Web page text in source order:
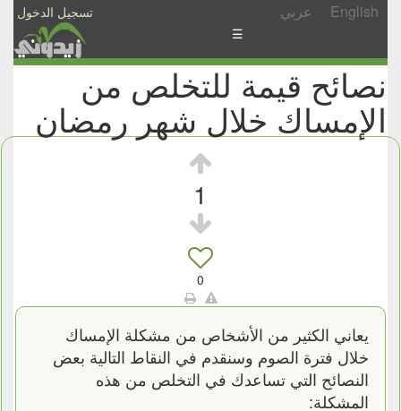
تسجيل الدخول عربي English
الأخبار
الأسئلة
والمشاركات
☰
نصائح قيمة للتخلص من
الإمساك خلال شهر رمضان
1
0
يعاني الكثير من الأشخاص من مشكلة الإمساك
خلال فترة الصوم وسنقدم في النقاط التالية بعض
النصائح التي تساعدك في التخلص من هذه
المشكلة: